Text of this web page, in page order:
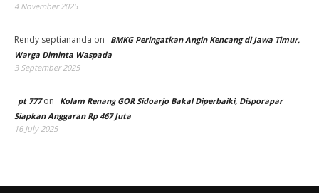
4 November 2025
Rendy septiananda on
BMKG Peringatkan Angin Kencang di Jawa Timur,
Warga Diminta Waspada
3 September 2025
pt 777on
Kolam Renang GOR Sidoarjo Bakal Diperbaiki, Disporapar
Siapkan Anggaran Rp 467 Juta
16 July 2025